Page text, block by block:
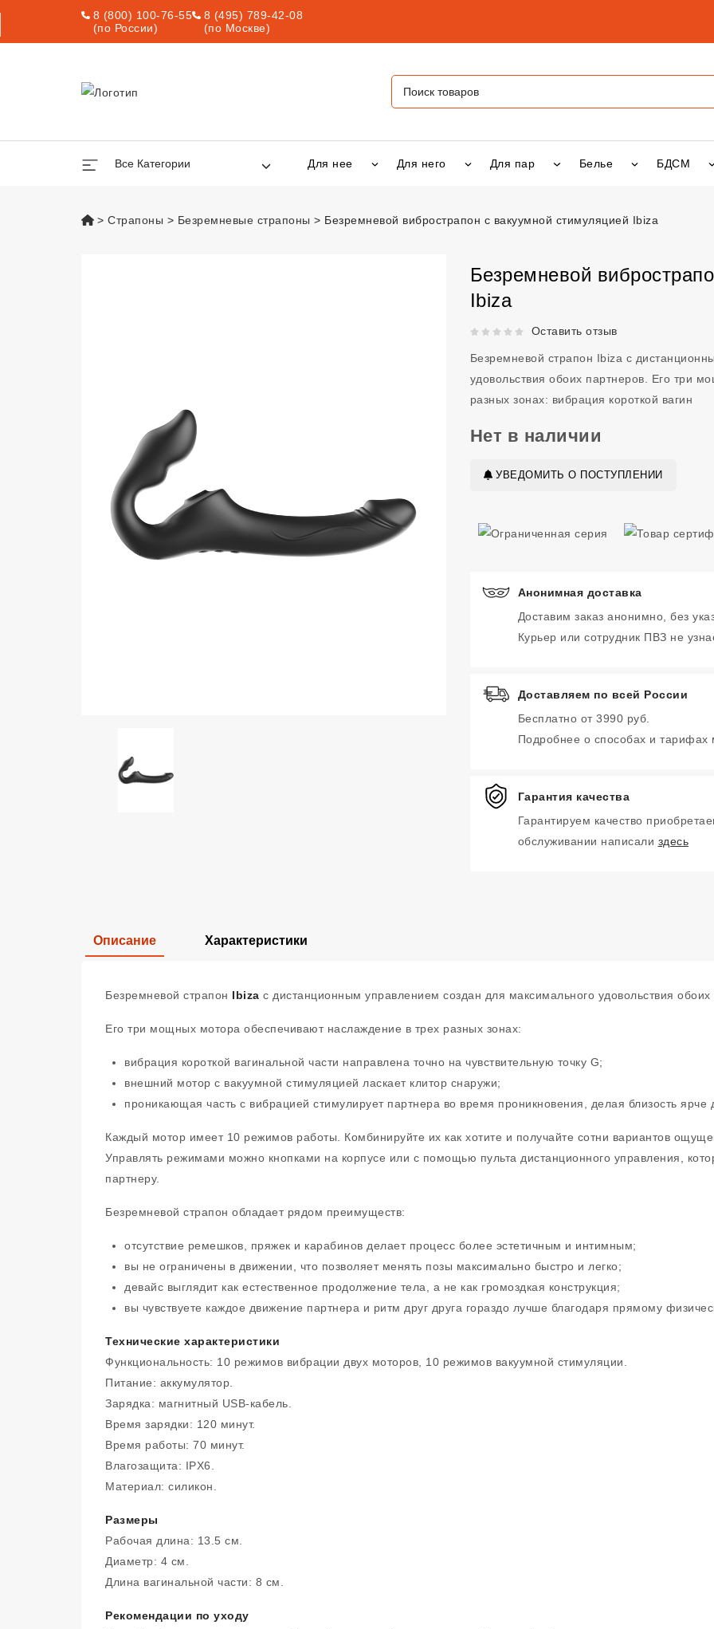
8 (800) 100-76-55
(по России)
8 (495) 789-42-08
(по Москве)
Все Категории Для нее Для него Для пар Белье БДСМ
vsexshop.ru
Страпоны Безремневые страпоны Безремневой вибрострапон с вакуумной стимуляцией Ibiza
Безремневой
Ibiza
Рейтинг 5 из 5.Оставить отзыв
Безремневой страпон Ibiza с
удовольствия обоих партнеров. Его три
разных зонах: вибрация короткой вагин
Нет в наличии
УВЕДОМИТЬ О ПОСТУПЛЕНИИ
Анонимная доставка
Доставим заказ анонимно, без
Курьер или сотрудник ПВЗ не
Доставляем по всей России
Бесплатно от 3990 руб.
Подробнее о способах и тарифах
Гарантия качества
Гарантируем качество
обслуживании написали здесь
Описание Характеристики
Безремневой страпон Ibiza с дистанционным управлением создан для максимального удовольствия обоих
Его три мощных мотора обеспечивают наслаждение в трех разных зонах:
вибрация короткой вагинальной части направлена точно на чувствительную точку G;
внешний мотор с вакуумной стимуляцией ласкает клитор снаружи;
проникающая часть с вибрацией стимулирует партнера во время проникновения, делая близость ярче
Каждый мотор имеет 10 режимов работы. Комбинируйте их как хотите и получайте сотни вариантов
Управлять режимами можно кнопками на корпусе или с помощью пульта дистанционного управления,
партнеру.
Безремневой страпон обладает рядом преимуществ:
отсутствие ремешков, пряжек и карабинов делает процесс более эстетичным и интимным;
вы не ограничены в движении, что позволяет менять позы максимально быстро и легко;
девайс выглядит как естественное продолжение тела, а не как громоздкая конструкция;
вы чувствуете каждое движение партнера и ритм друг друга гораздо лучше благодаря прямому
Технические характеристики
Функциональность: 10 режимов вибрации двух моторов, 10 режимов вакуумной стимуляции.
Питание: аккумулятор.
Зарядка: магнитный USB-кабель.
Время зарядки: 120 минут.
Время работы: 70 минут.
Влагозащита: IPX6.
Материал: силикон.
Размеры
Рабочая длина: 13.5 см.
Диаметр: 4 см.
Длина вагинальной части: 8 см.
Рекомендации по уходу